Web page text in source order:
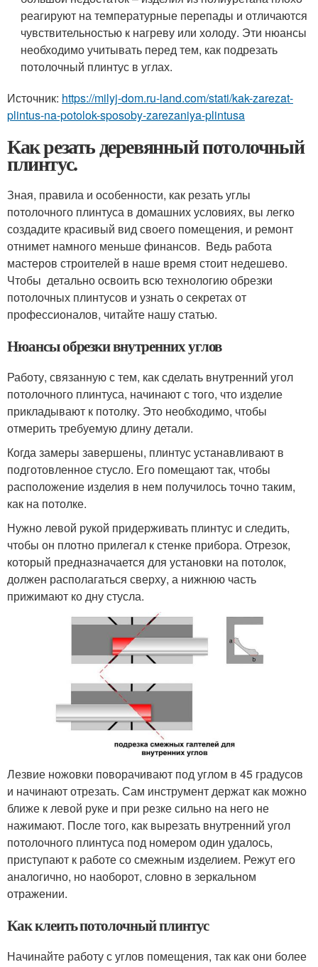
реагируют на температурные перепады и отличаются
чувствительностью к нагреву или холоду. Эти нюансы
необходимо учитывать перед тем, как подрезать
потолочный плинтус в углах.
Источник: https://milyj-dom.ru-land.com/stati/kak-zarezat-
plintus-na-potolok-sposoby-zarezaniya-plintusa
Как резать деревянный потолочный
плинтус.
Зная, правила и особенности, как резать углы
потолочного плинтуса в домашних условиях, вы легко
создадите красивый вид своего помещения, и ремонт
отнимет намного меньше финансов. Ведь работа
мастеров строителей в наше время стоит недешево.
Чтобы детально освоить всю технологию обрезки
потолочных плинтусов и узнать о секретах от
профессионалов, читайте нашу статью.
Нюансы обрезки внутренних углов
Работу, связанную с тем, как сделать внутренний угол
потолочного плинтуса, начинают с того, что изделие
прикладывают к потолку. Это необходимо, чтобы
отмерить требуемую длину детали.
Когда замеры завершены, плинтус устанавливают в
подготовленное стусло. Его помещают так, чтобы
расположение изделия в нем получилось точно таким,
как на потолке.
Нужно левой рукой придерживать плинтус и следить,
чтобы он плотно прилегал к стенке прибора. Отрезок,
который предназначается для установки на потолок,
должен располагаться сверху, а нижнюю часть
прижимают ко дну стусла.
Лезвие ножовки поворачивают под углом в 45 градусов
и начинают отрезать. Сам инструмент держат как можно
ближе к левой руке и при резке сильно на него не
нажимают. После того, как вырезать внутренний угол
потолочного плинтуса под номером один удалось,
приступают к работе со смежным изделием. Режут его
аналогично, но наоборот, словно в зеркальном
отражении.
Как клеить потолочный плинтус
Начинайте работу с углов помещения, так как они более